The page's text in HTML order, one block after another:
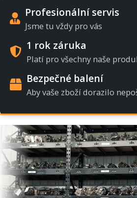
Profesionální servis
Jsme tu vždy pro vás
1 rok záruka
Platí pro všechny naše
Bezpečné balení
Aby vaše zboží dorazilo